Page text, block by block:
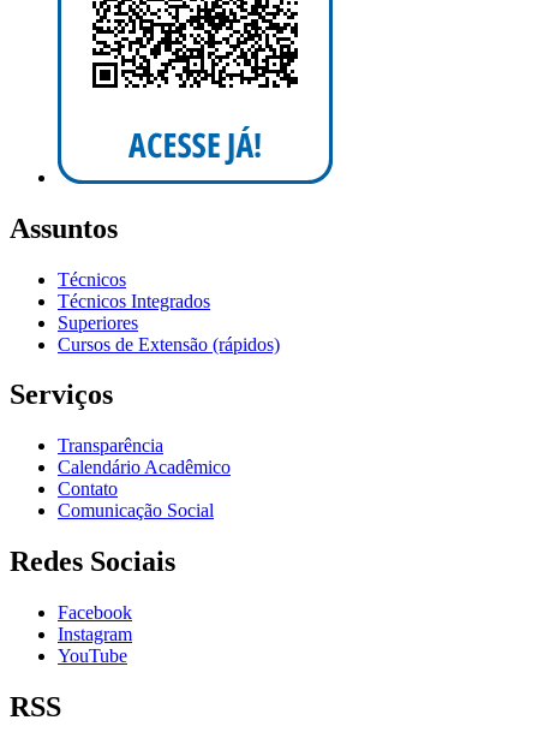
Assuntos
Técnicos
Técnicos Integrados
Superiores
Cursos de Extensão (rápidos)
Serviços
Transparência
Calendário Acadêmico
Contato
Comunicação Social
Redes Sociais
Facebook
Instagram
YouTube
RSS